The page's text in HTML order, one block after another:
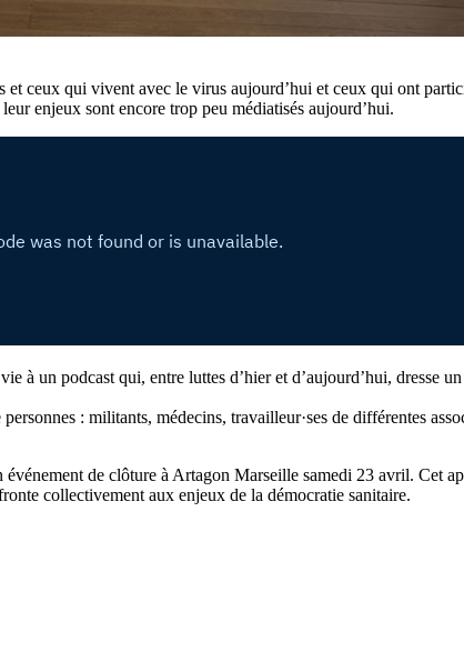
ceux qui vivent avec le virus aujourd’hui et ceux qui ont
enjeux sont encore trop peu médiatisés aujourd’hui.
à un podcast qui, entre luttes d’hier et d’aujourd’hui, dresse
: militants, médecins, travailleur·ses de différentes
de clôture à Artagon Marseille samedi 23 avril. Cet
collectivement aux enjeux de la démocratie sanitaire.